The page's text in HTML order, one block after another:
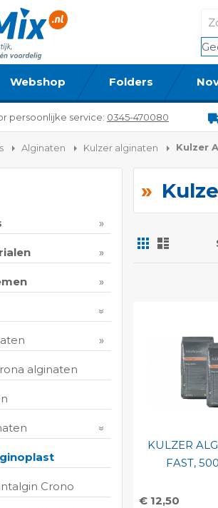
Webshop Folders
persoonlijke service: 0345-470080
Alginaten Kulzer alginaten Kulzer
Foto-
tabel
KULZER
FAST,
€ 12,50
alginaten
Crono